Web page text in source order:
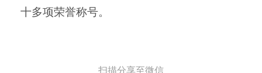
十多项荣誉称号。
扫描分享至微信